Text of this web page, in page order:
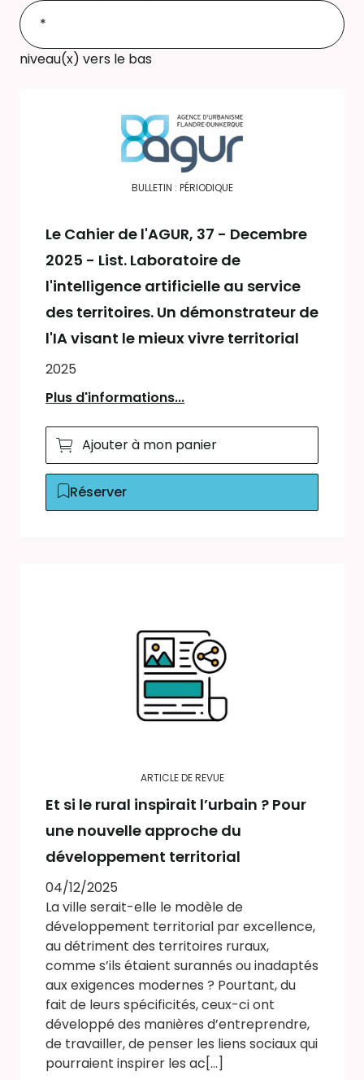
niveau(x) vers le bas
BULLETIN : PÉRIODIQUE
Le Cahier de l'AGUR, 37 - Decembre
2025 - List. Laboratoire de
l'intelligence artificielle au service
des territoires. Un démonstrateur de
l'IA visant le mieux vivre territorial
2025
Plus d'informations...
Ajouter à mon panier
Réserver
ARTICLE DE REVUE
Et si le rural inspirait l’urbain ? Pour
une nouvelle approche du
développement territorial
04/12/2025
La ville serait-elle le modèle de
développement territorial par excellence,
au détriment des territoires ruraux,
comme s’ils étaient surannés ou inadaptés
aux exigences modernes ? Pourtant, du
fait de leurs spécificités, ceux-ci ont
développé des manières d’entreprendre,
de travailler, de penser les liens sociaux qui
pourraient inspirer les ac[...]